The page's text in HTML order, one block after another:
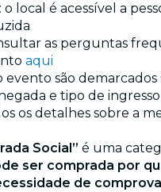
o local é acessível a
as perguntas
aqui
evento são
e tipo de
os detalhes sobre a
Social” é uma
ser comprada por
de